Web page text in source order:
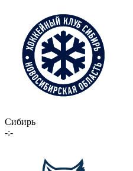
Сибирь
-:-